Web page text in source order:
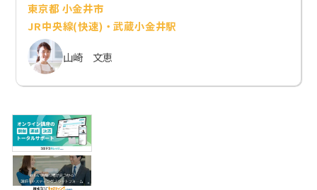
東京都 小金井市
JR中央線(快速)・武蔵小金井駅
山崎 文恵